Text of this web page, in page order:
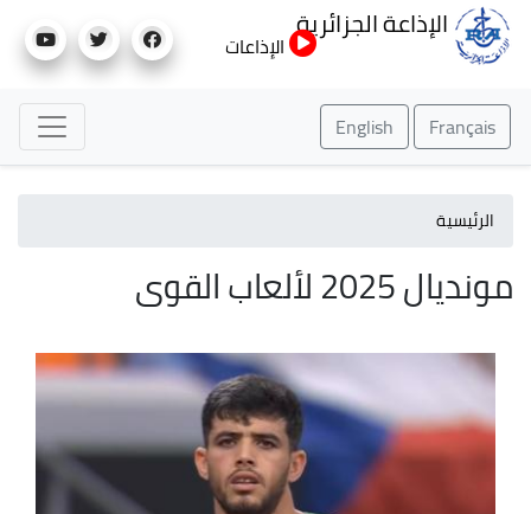
إلى
الإذاعة الجزائرية
الإذاعات
Français
English
الرئيسية
مونديال 2025 لألعاب القوى